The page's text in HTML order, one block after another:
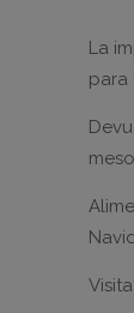
La
para